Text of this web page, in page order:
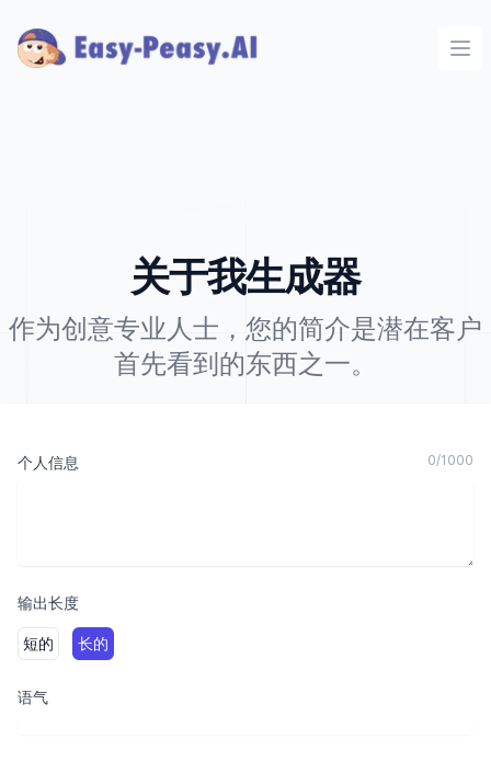
关于我生成器
作为创意专业人士，您的简介是潜在客户
首先看到的东西之一。
个人信息 0/1000
输出长度
短的 长的
语气